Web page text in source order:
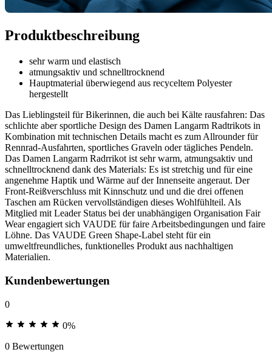
Produktbeschreibung
sehr warm und elastisch
atmungsaktiv und schnelltrocknend
Hauptmaterial überwiegend aus recyceltem Polyester
hergestellt
Das Lieblingsteil für Bikerinnen, die auch bei Kälte rausfahren: Das
schlichte aber sportliche Design des Damen Langarm Radtrikots in
Kombination mit technischen Details macht es zum Allrounder für
Rennrad-Ausfahrten, sportliches Graveln oder tägliches Pendeln.
Das Damen Langarm Radrrikot ist sehr warm, atmungsaktiv und
schnelltrocknend dank des Materials: Es ist stretchig und für eine
angenehme Haptik und Wärme auf der Innenseite angeraut. Der
Front-Reißverschluss mit Kinnschutz und und die drei offenen
Taschen am Rücken vervollständigen dieses Wohlfühlteil. Als
Mitglied mit Leader Status bei der unabhängigen Organisation Fair
Wear engagiert sich VAUDE für faire Arbeitsbedingungen und faire
Löhne. Das VAUDE Green Shape-Label steht für ein
umweltfreundliches, funktionelles Produkt aus nachhaltigen
Materialien.
Kundenbewertungen
0
0%
0 Bewertungen